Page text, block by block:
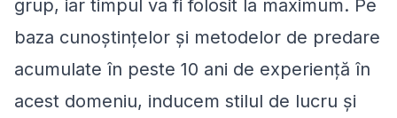
grup, iar timpul va fi folosit la maximum. Pe
baza cunoștințelor și metodelor de predare
acumulate în peste 10 ani de experiență în
acest domeniu, inducem stilul de lucru și